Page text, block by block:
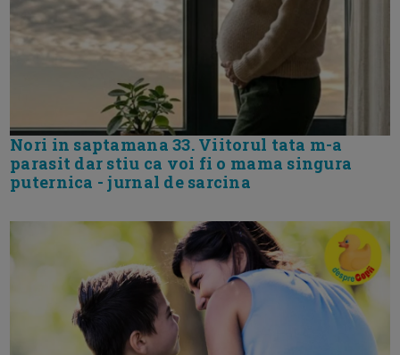
Nori in saptamana 33. Viitorul tata m-a
parasit dar stiu ca voi fi o mama singura
puternica - jurnal de sarcina